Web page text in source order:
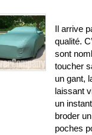
Il arrive
qualité.
sont
toucher
un gant,
laissant
un
broder
poches